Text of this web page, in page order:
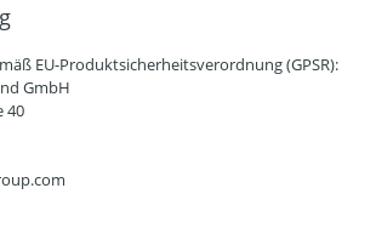
EU-Produktsicherheitsverordnung (GPSR):
GmbH
40